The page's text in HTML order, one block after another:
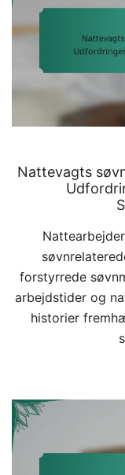
Nattevagts
forstyrrede
arbejdstider og
historier